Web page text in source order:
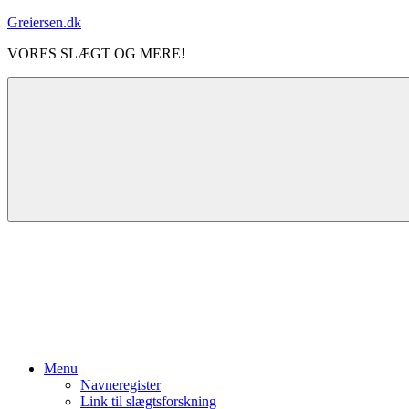
Videre
indhold
Greiersen.dk
VORES SLÆGT OG MERE!
Menu
Navneregister
Link til slægtsforskning